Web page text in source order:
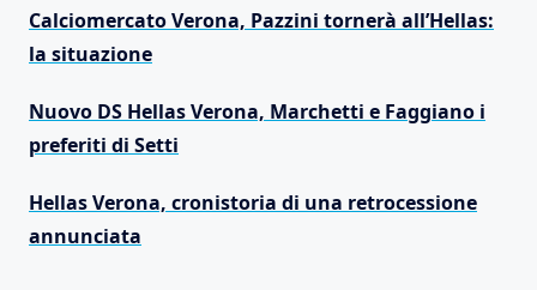
Calciomercato Verona, Pazzini tornerà all’Hellas:
la situazione
Nuovo DS Hellas Verona, Marchetti e Faggiano i
preferiti di Setti
Hellas Verona, cronistoria di una retrocessione
annunciata